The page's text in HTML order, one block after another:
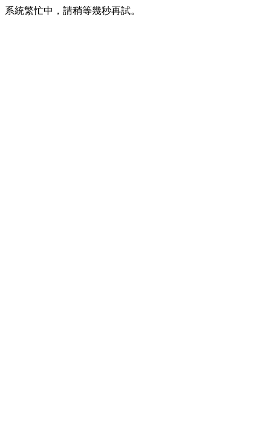
系統繁忙中，請稍等幾秒再試。